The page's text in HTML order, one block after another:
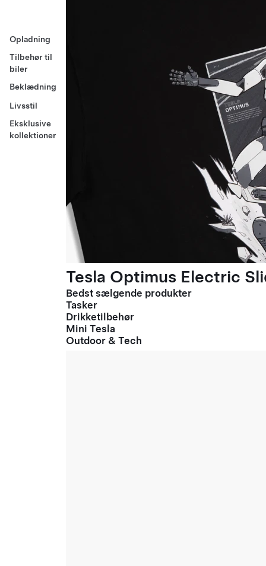
Opladning
Tilbehør til
biler
Beklædning
Livsstil
Eksklusive
kollektioner
Tesla Optimus Electric
Bedst sælgende produkter
Tasker
Drikketilbehør
Mini Tesla
Outdoor & Tech